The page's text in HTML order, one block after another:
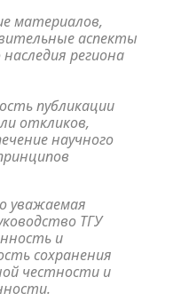
материалов,
аспекты
региона
публикации
откликов,
научного
уважаемая
ТГУ
и
сохранения
честности и